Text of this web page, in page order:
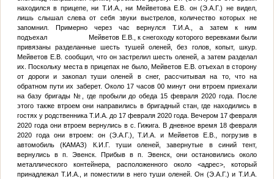
находился в прицепе, ни Т.И.А. , ни Мейветова Е.В. он (Э.А.Г.) не видел,
лишь слышал слева от себя звуки выстрелов, количество которых не
запомнил. Примерно через час вернулсяТ.И.А.
, а затем к ним
подъехал Мейветов Е.В., к снегоходу которого веревками были
привязаны разделанные шесть тушей оленей, без голов, копыт, шкур.
Мейветов Е.В. сообщил, что он застрелил шесть оленей, а затем разделал
их. Поскольку места в прицепах не было, Мейветов Е.В. отъехал в сторону
от дороги и закопал туши оленей в снег, рассчитывая на то, что на
обратном пути их заберет. Около 17 часов 00 минут они втроем приехали
на базу бригады №
, где пробыли до обеда 15 февраля 2020 года. После
этого также втроем они направились в бригадный стан, где находились в
гостях у родственника Т.И.А. до 17 февраля 2020 года. Вечером 17 февраля
2020 года они втроем вернулись в с. Гижига. В дневное время 18 февраля
2020 года они втроем: он (Э.А.Г.),Т.И.А.
и Мейветов Е.В., погрузив в
автомобиль (КАМАЗ) К.И.Г.
туши оленей, завернутые в синий тент,
вернулись в п. Эвенск. Прибыв в п. Эвенск, они остановились около
металлического контейнера, расположенного около<адрес> , который
принадлежал Т.И.А. , и поместили в него туши оленей. Он (Э.А.Г.) иТ.И.А.